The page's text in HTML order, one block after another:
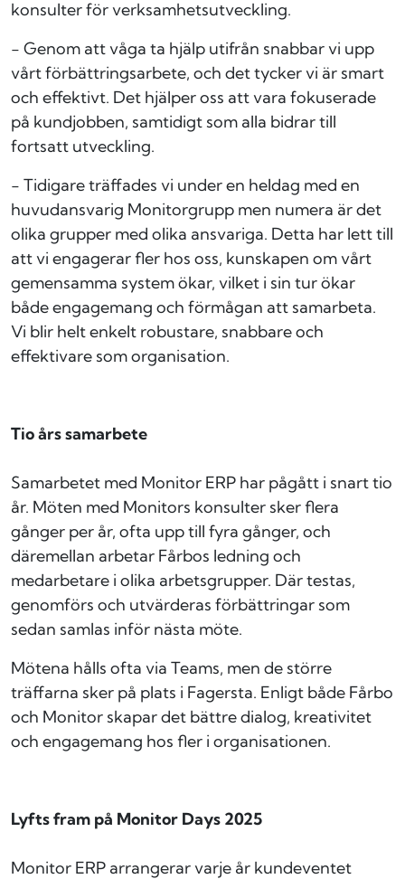
konsulter för verksamhetsutveckling.
- Genom att våga ta hjälp utifrån snabbar vi upp
vårt förbättringsarbete, och det tycker vi är smart
och effektivt. Det hjälper oss att vara fokuserade
på kundjobben, samtidigt som alla bidrar till
fortsatt utveckling.
- Tidigare träffades vi under en heldag med en
huvudansvarig Monitorgrupp men numera är det
olika grupper med olika ansvariga. Detta har lett till
att vi engagerar fler hos oss, kunskapen om vårt
gemensamma system ökar, vilket i sin tur ökar
både engagemang och förmågan att samarbeta.
Vi blir helt enkelt robustare, snabbare och
effektivare som organisation.
Tio års samarbete
Samarbetet med Monitor ERP har pågått i snart tio
år. Möten med Monitors konsulter sker flera
gånger per år, ofta upp till fyra gånger, och
däremellan arbetar Fårbos ledning och
medarbetare i olika arbetsgrupper. Där testas,
genomförs och utvärderas förbättringar som
sedan samlas inför nästa möte.
Mötena hålls ofta via Teams, men de större
träffarna sker på plats i Fagersta. Enligt både Fårbo
och Monitor skapar det bättre dialog, kreativitet
och engagemang hos fler i organisationen.
Lyfts fram på Monitor Days 2025
Monitor ERP arrangerar varje år kundeventet